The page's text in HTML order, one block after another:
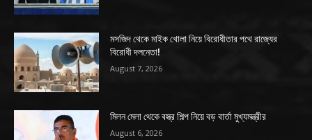
মসজিদ থেকে মাইক খোলা নিয়ে বিরোধীতার পথে রাজ্যের
বিরোধী দলনেতা!
August 7, 2026
মিলন মেলা থেকে বস্ত্র শিল্প নিয়ে বড় বার্তা মুখ্যমন্ত্রীর
August 6, 2026